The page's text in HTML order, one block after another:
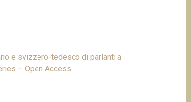
e svizzero-tedesco di parlanti a
– Open Access